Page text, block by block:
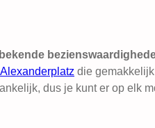
Alexanderplatz die
dus je kunt er op elk